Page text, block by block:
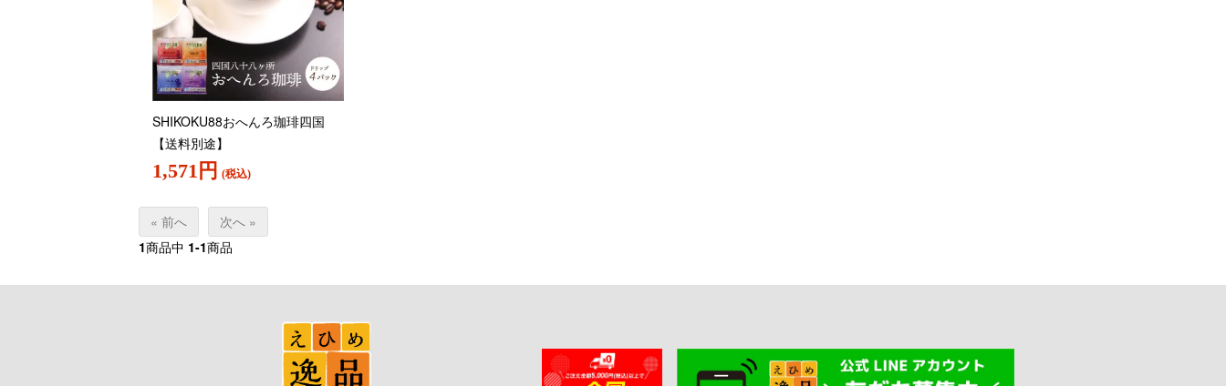
SHIKOKU88おへんろ珈琲四国
【送料別途】
1,571円 (税込)
« 前へ
次へ »
1商品中 1-1商品